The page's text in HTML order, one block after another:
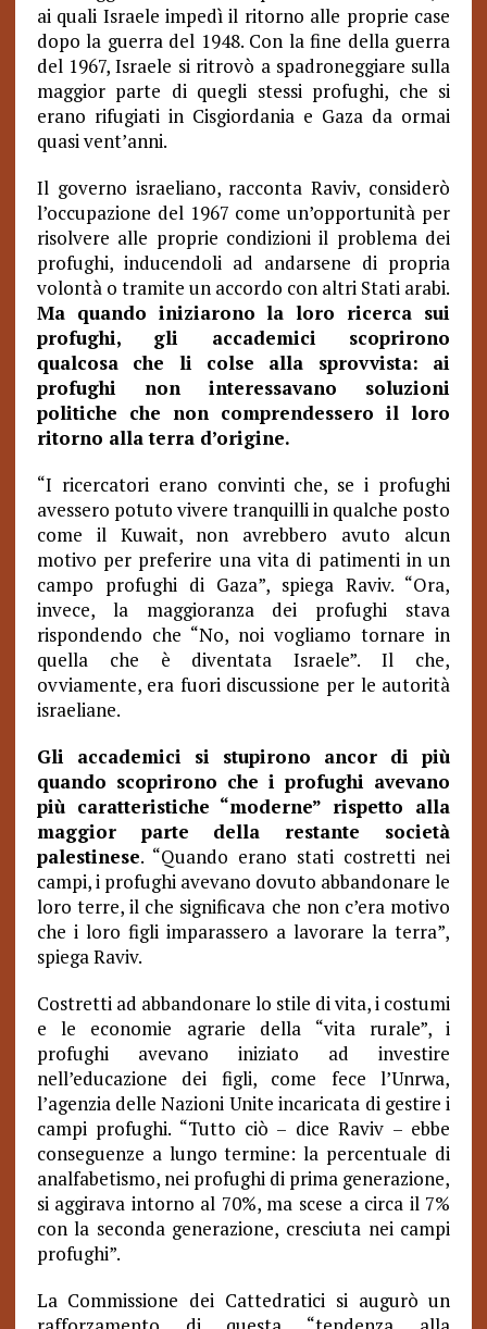
ai quali Israele impedì il ritorno alle proprie case
dopo la guerra del 1948. Con la fine della guerra
del 1967, Israele si ritrovò a spadroneggiare sulla
maggior parte di quegli stessi profughi, che si
erano rifugiati in Cisgiordania e Gaza da ormai
quasi vent’anni.
Il governo israeliano, racconta Raviv, considerò
l’occupazione del 1967 come un’opportunità per
risolvere alle proprie condizioni il problema dei
profughi, inducendoli ad andarsene di propria
volontà o tramite un accordo con altri Stati arabi.
Ma quando iniziarono la loro ricerca sui
profughi, gli accademici scoprirono
qualcosa che li colse alla sprovvista: ai
profughi non interessavano soluzioni
politiche che non comprendessero il loro
ritorno alla terra d’origine.
“I ricercatori erano convinti che, se i profughi
avessero potuto vivere tranquilli in qualche posto
come il Kuwait, non avrebbero avuto alcun
motivo per preferire una vita di patimenti in un
campo profughi di Gaza”, spiega Raviv. “Ora,
invece, la maggioranza dei profughi stava
rispondendo che “No, noi vogliamo tornare in
quella che è diventata Israele”. Il che,
ovviamente, era fuori discussione per le autorità
israeliane.
Gli accademici si stupirono ancor di più
quando scoprirono che i profughi avevano
più caratteristiche “moderne” rispetto alla
maggior parte della restante società
palestinese. “Quando erano stati costretti nei
campi, i profughi avevano dovuto abbandonare le
loro terre, il che significava che non c’era motivo
che i loro figli imparassero a lavorare la terra”,
spiega Raviv.
Costretti ad abbandonare lo stile di vita, i costumi
e le economie agrarie della “vita rurale”, i
profughi avevano iniziato ad investire
nell’educazione dei figli, come fece l’Unrwa,
l’agenzia delle Nazioni Unite incaricata di gestire i
campi profughi. “Tutto ciò – dice Raviv – ebbe
conseguenze a lungo termine: la percentuale di
analfabetismo, nei profughi di prima generazione,
si aggirava intorno al 70%, ma scese a circa il 7%
con la seconda generazione, cresciuta nei campi
profughi”.
La Commissione dei Cattedratici si augurò un